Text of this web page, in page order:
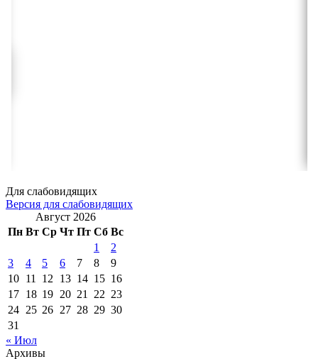
Для слабовидящих
Версия для слабовидящих
Август 2026
Пн Вт Ср Чт Пт Сб Вс
1
2
3
4 5 6 7 8
9
10 11 12 13 14 15 16
17 18 19 20 21 22 23
24 25 26 27 28 29 30
31
« Июл
Архивы